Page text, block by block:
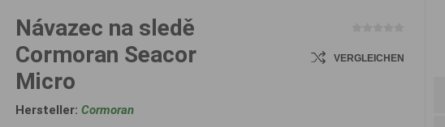
Návazec na sledě
Cormoran Seacor
Micro
Hersteller: Cormoran
VERGLEICHEN